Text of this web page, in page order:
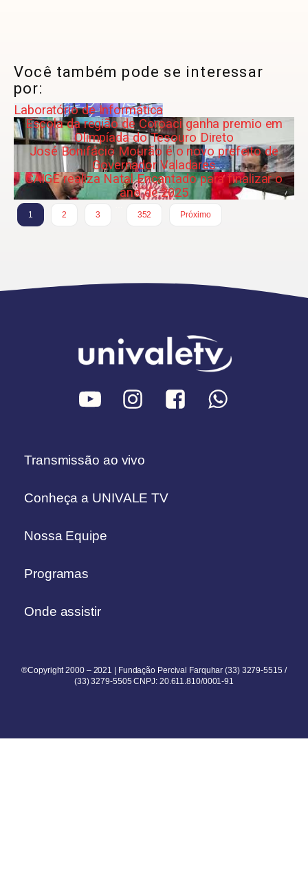
Você também pode se interessar
por:
Laboratório de Informática
Escola da região de Coroaci ganha premio em
Olimpíada do Tesouro Direto
José Bonifácio Mourão é o novo prefeito de
Governador Valadares
CAIGE realiza Natal Encantado para finalizar o
ano de 2025
1 2 3
352
Próximo
Transmissão ao vivo
Conheça a UNIVALE TV
Nossa Equipe
Programas
Onde assistir
®Copyright 2000 – 2021 | Fundação Percival Farquhar (33) 3279-5515 /
(33) 3279-5505 CNPJ: 20.611.810/0001-91